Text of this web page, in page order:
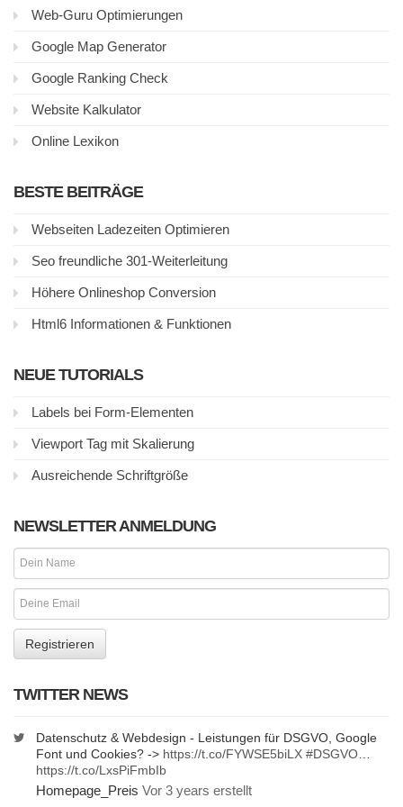
Web-Guru Optimierungen
Google Map Generator
Google Ranking Check
Website Kalkulator
Online Lexikon
BESTE BEITRÄGE
Webseiten Ladezeiten Optimieren
Seo freundliche 301-Weiterleitung
Höhere Onlineshop Conversion
Html6 Informationen & Funktionen
NEUE TUTORIALS
Labels bei Form-Elementen
Viewport Tag mit Skalierung
Ausreichende Schriftgröße
NEWSLETTER ANMELDUNG
TWITTER NEWS
Datenschutz & Webdesign - Leistungen für DSGVO, Google
Font und Cookies? -> https://t.co/FYWSE5biLX #DSGVO
https://t.co/LxsPiFmbIb
Homepage_Preis Vor 3 years erstellt